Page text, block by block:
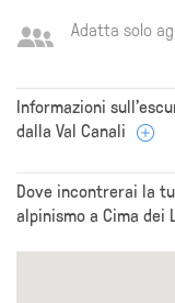
Adatta solo
Informazioni
dalla Val Canali
Dove incontrerai la
alpinismo a Cima dei